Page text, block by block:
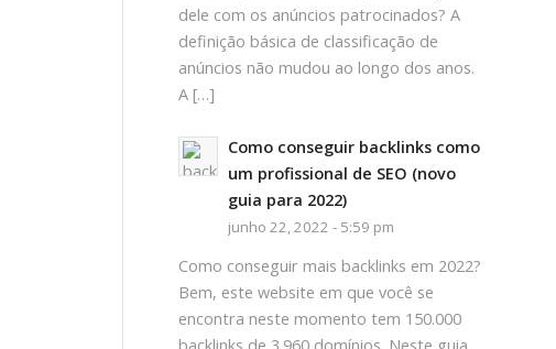
dele com os anúncios patrocinados? A
definição básica de classificação de
anúncios não mudou ao longo dos anos.
A […]
Como conseguir backlinks como
um profissional de SEO (novo
guia para 2022)
junho 22, 2022 - 5:59 pm
Como conseguir mais backlinks em 2022?
Bem, este website em que você se
encontra neste momento tem 150.000